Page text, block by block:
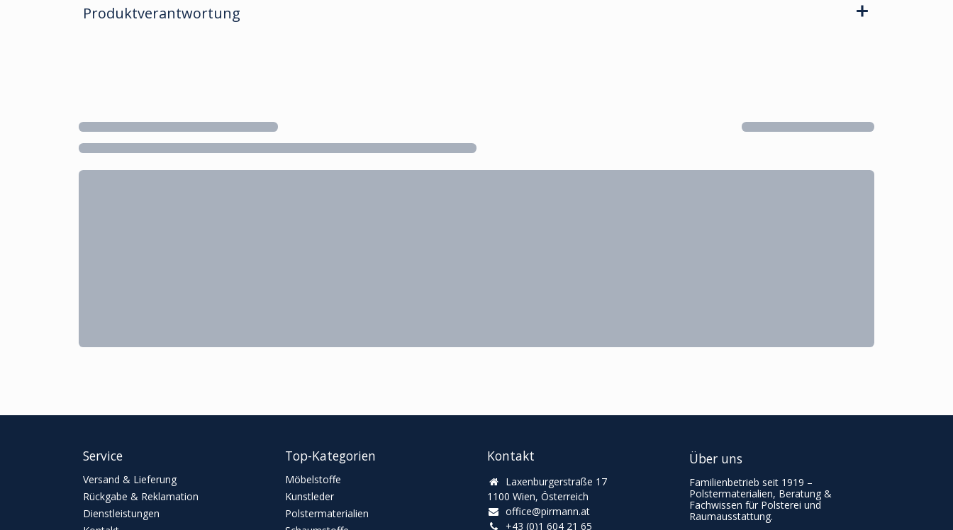
Produktverantwortung
Service
Versand & Lieferung
Rückgabe & Reklamation
Dienstleistungen
Top-Kategorien
Möbelstoffe
Kunstleder
Polstermaterialien
Kontakt
Laxenburgerstraße 17
1100 Wien, Österreich
office@pirmann.at
+43 (0)1 604 21 65
Über uns
Familienbetrieb seit 1919 –
Polstermaterialien, Beratung &
Fachwissen für Polsterei und
Raumausstattung.